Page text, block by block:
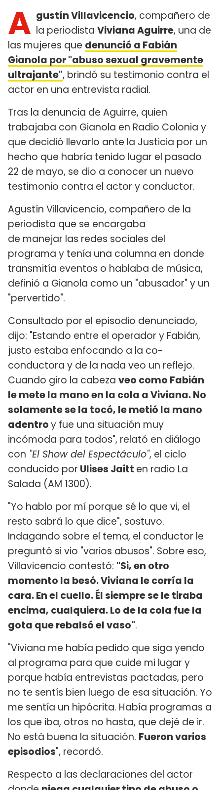
A gustín Villavicencio, compañero de
la periodista Viviana Aguirre, una de
las mujeres que denunció a Fabián
Gianola por "abuso sexual gravemente
ultrajante", brindó su testimonio contra el
actor en una entrevista radial.
Tras la denuncia de Aguirre, quien
trabajaba con Gianola en Radio Colonia y
que decidió llevarlo ante la Justicia por un
hecho que habría tenido lugar el pasado
22 de mayo, se dio a conocer un nuevo
testimonio contra el actor y conductor.
Agustín Villavicencio, compañero de la
periodista que se encargaba
de manejar las redes sociales del
programa y tenía una columna en donde
transmitía eventos o hablaba de música,
definió a Gianola como un "abusador" y un
"pervertido".
Consultado por el episodio denunciado,
dijo: "Estando entre el operador y Fabián,
justo estaba enfocando a la co-
conductora y de la nada veo un reflejo.
Cuando giro la cabeza veo como Fabián
le mete la mano en la cola a Viviana. No
solamente se la tocó, le metió la mano
adentroy fue una situación muy
incómoda para todos", relató en diálogo
con "El Show del Espectáculo", el ciclo
conducido por Ulises Jaitt en radio La
Salada (AM 1300).
"Yo hablo por mí porque sé lo que vi, el
resto sabrá lo que dice", sostuvo.
Indagando sobre el tema, el conductor le
preguntó si vio "varios abusos". Sobre eso,
Villavicencio contestó: "Si, en otro
momento la besó. Viviana le corría la
cara. En el cuello. Él siempre se le tiraba
encima, cualquiera. Lo de la cola fue la
gota que rebalsó el vaso".
"Viviana me había pedido que siga yendo
al programa para que cuide mi lugar y
porque había entrevistas pactadas, pero
no te sentís bien luego de esa situación. Yo
me sentía un hipócrita. Había programas a
los que iba, otros no hasta, que dejé de ir.
No está buena la situación. Fueron varios
episodios", recordó.
Respecto a las declaraciones del actor